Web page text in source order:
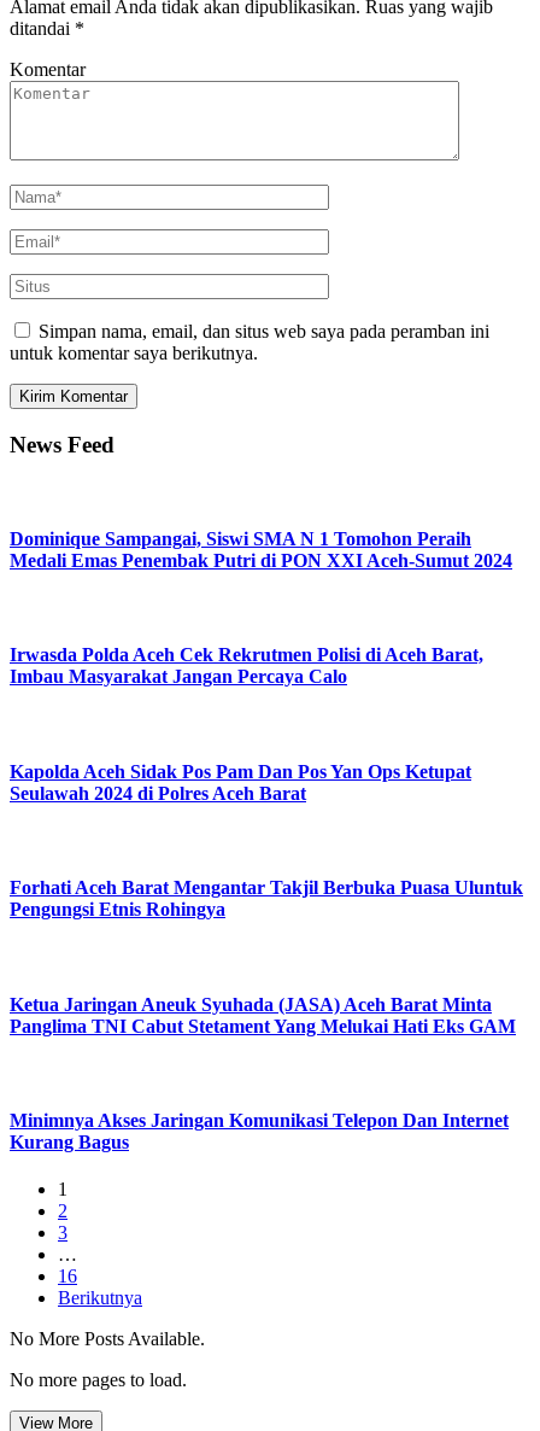
Alamat email Anda tidak akan dipublikasikan. Ruas yang wajib
ditandai *
Komentar
Simpan nama, email, dan situs web saya pada peramban ini
untuk komentar saya berikutnya.
News Feed
Dominique Sampangai, Siswi SMA N 1 Tomohon Peraih
Medali Emas Penembak Putri di PON XXI Aceh-Sumut 2024
Irwasda Polda Aceh Cek Rekrutmen Polisi di Aceh Barat,
Imbau Masyarakat Jangan Percaya Calo
Kapolda Aceh Sidak Pos Pam Dan Pos Yan Ops Ketupat
Seulawah 2024 di Polres Aceh Barat
Forhati Aceh Barat Mengantar Takjil Berbuka Puasa Uluntuk
Pengungsi Etnis Rohingya
Ketua Jaringan Aneuk Syuhada (JASA) Aceh Barat Minta
Panglima TNI Cabut Stetament Yang Melukai Hati Eks GAM
Minimnya Akses Jaringan Komunikasi Telepon Dan Internet
Kurang Bagus
1
2
3
…
16
Berikutnya
No More Posts Available.
No more pages to load.
View More